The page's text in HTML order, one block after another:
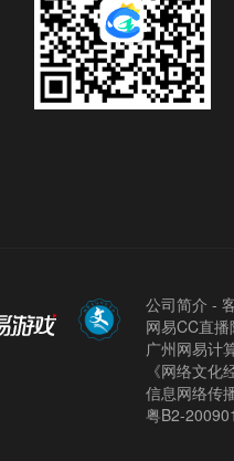
公司简介 -
网易CC直
广州网易计
《网络文
信息网络传
粤B2-